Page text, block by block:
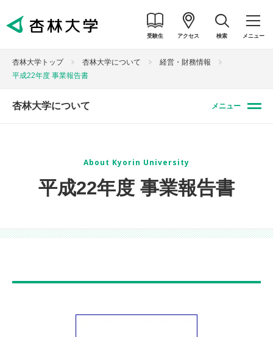
受験生 アクセス 検索 メニュー
杏林大学トップ 杏林大学について
経営・財務情報
平成22年度 事業報告書
杏林大学について メニュー
About Kyorin University
平成22年度 事業報告書